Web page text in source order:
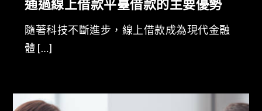
通過線上借款平臺借款的主要優勢
隨著科技不斷進步，線上借款成為現代金融
體 […]